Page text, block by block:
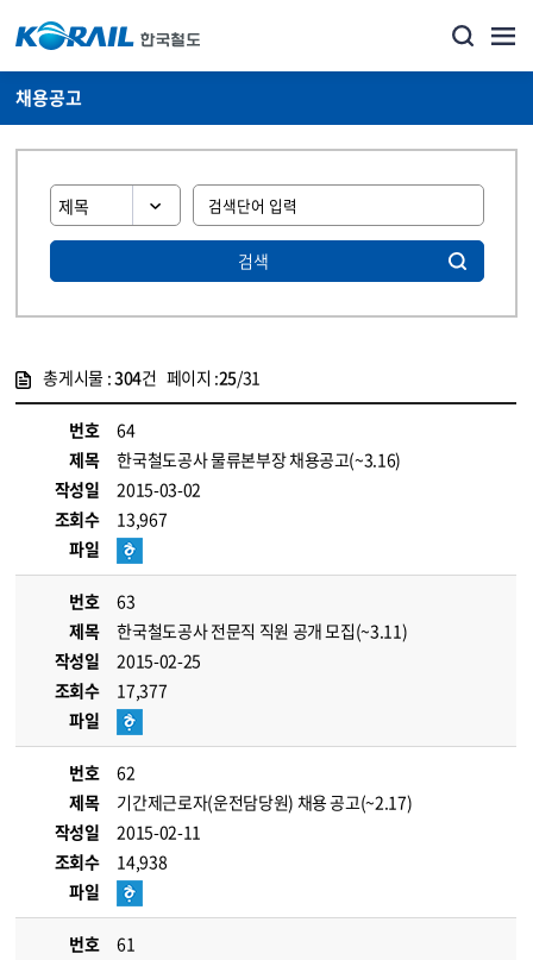
채용공고
검색
총게시물 :304건 페이지 :25/31
번호
64
제목
한국철도공사 물류본부장 채용공고(~3.16)
작성일
2015-03-02
조회수
13,967
파일
번호
63
제목
한국철도공사 전문직 직원 공개 모집(~3.11)
작성일
2015-02-25
조회수
17,377
파일
번호
62
제목
기간제근로자(운전담당원) 채용 공고(~2.17)
작성일
2015-02-11
조회수
14,938
파일
번호
61